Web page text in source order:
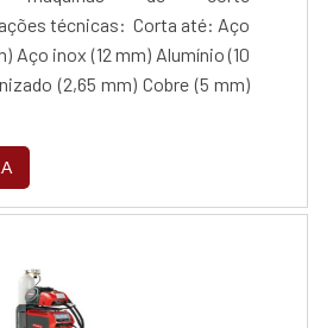
técnicas: Corta até: Aço
‍Aço inox (12 mm)‍ ‍Alumínio (10
(2,65 mm)‍ ‍Cobre (5 mm)